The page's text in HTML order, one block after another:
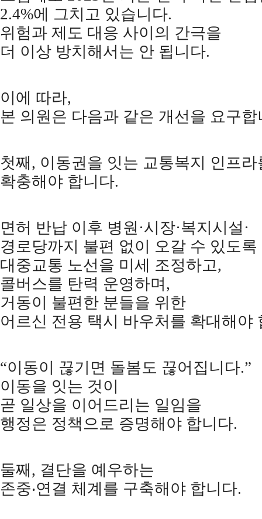
2.4%에 그치고 있습니다.
위험과 제도 대응 사이의 간극을
더 이상 방치해서는 안 됩니다.
이에 따라,
본 의원은 다음과 같은 개선을 요구합
첫째 , 이동권을 잇는 교통복지 인프라
확충해야 합니다.
면허 반납 이후 병원 ·시장·복지시설 ·
경로당까지 불편 없이 오갈 수 있도록
대중교통 노선을 미세 조정하고,
콜버스를 탄력 운영하며 ,
거동이 불편한 분들을 위한
어르신 전용 택시 바우처를 확대해야
“이동이 끊기면 돌봄도 끊어집니다.”
이동을 잇는 것이
곧 일상을 이어드리는 일임을
행정은 정책으로 증명해야 합니다.
둘째 , 결단을 예우하는
존중‧연결 체계를 구축해야 합니다.